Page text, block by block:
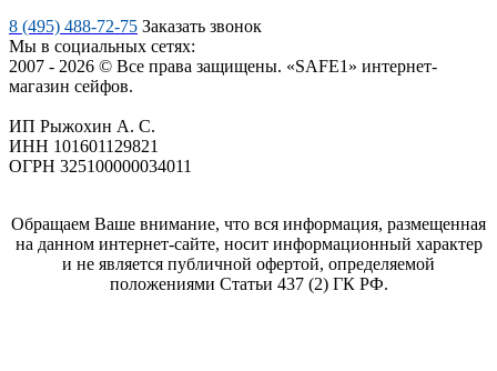
8 (495) 488-72-75 Заказать звонок
Мы в социальных сетях:
2007 - 2026 © Все права защищены. «SAFE1» интернет-
магазин сейфов.
ИП Рыжохин А. С.
ИНН 101601129821
ОГРН 325100000034011
Обращаем Ваше внимание, что вся информация, размещенная
на данном интернет-сайте, носит информационный характер
и не является публичной офертой, определяемой
положениями Статьи 437 (2) ГК РФ.